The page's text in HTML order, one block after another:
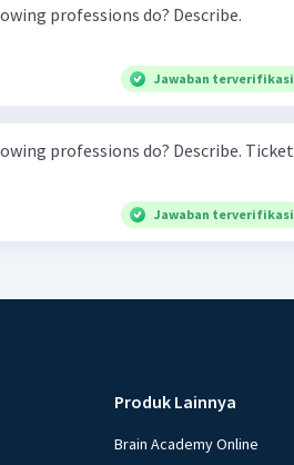
professions do? Describe.
Jawaban terverifikasi
professions do? Describe. Ticket
Jawaban terverifikasi
Produk Lainnya
Brain Academy Online